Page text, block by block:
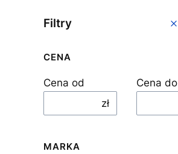
Filtry
CENA
Cena od
zł
Cena do
MARKA